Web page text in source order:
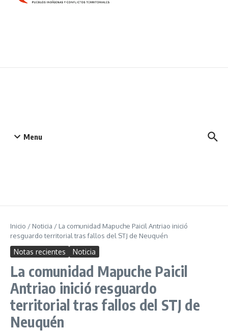
Menu
Inicio / Noticia / La comunidad Mapuche Paicil Antriao inició
resguardo territorial tras fallos del STJ de Neuquén
Notas recientes Noticia
La comunidad Mapuche Paicil
Antriao inició resguardo
territorial tras fallos del STJ de
Neuquén